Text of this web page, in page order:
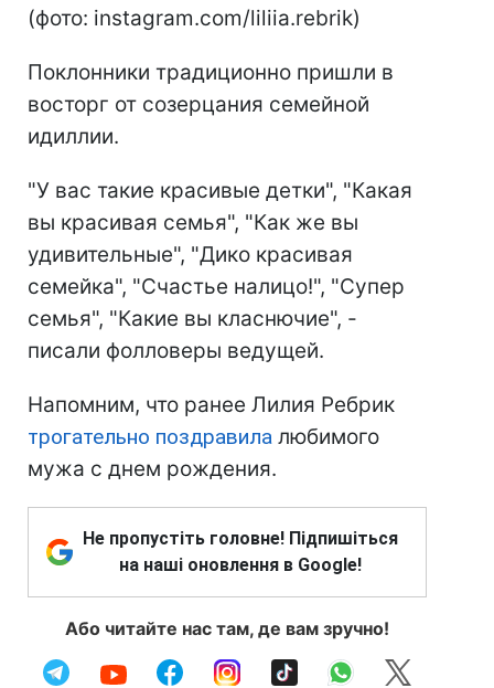
(фото: instagram.com/liliia.rebrik)
Поклонники традиционно пришли в
восторг от созерцания семейной
идиллии.
"У вас такие красивые детки", "Какая
вы красивая семья", "Как же вы
удивительные", "Дико красивая
семейка", "Счастье налицо!", "Супер
семья", "Какие вы класнючие", -
писали фолловеры ведущей.
Напомним, что ранее Лилия Ребрик
трогательно поздравила любимого
мужа с днем рождения.
Не пропустіть головне! Підпишіться
на наші оновлення в Google!
Або читайте нас там, де вам зручно!